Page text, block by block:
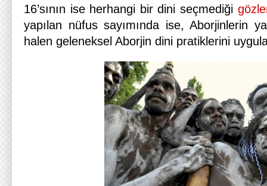
16’sının ise herhangi bir dini seçmediği
yapılan nüfus sayımında ise, Aborjinlerin
halen geleneksel Aborjin dini pratiklerini